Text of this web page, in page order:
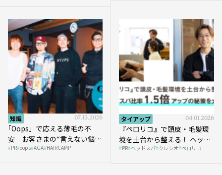
知識 07.13.2026
｢Oops」で応える薄毛の不
安 お客さまの“言えない悩
み”にどう向き合う？ ＃01
PR oops AGA HAIRCAMP
タイアップ 04.01.2026
『ペロリコ』で頭皮・毛髪環
境を土台から整える！ ヘッド
スパ比率1.5倍アップの秘策を
PR ヘッドスパ クレシオ ペロリコ